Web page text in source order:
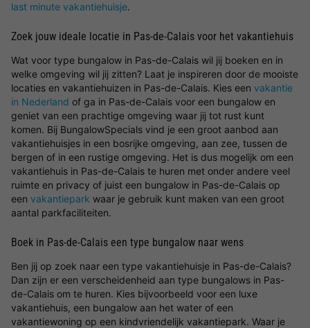
last minute vakantiehuisje.
Zoek jouw ideale locatie in Pas-de-Calais voor het vakantiehuis
Wat voor type bungalow in Pas-de-Calais wil jij boeken en in
welke omgeving wil jij zitten? Laat je inspireren door de mooiste
locaties en vakantiehuizen in Pas-de-Calais. Kies een vakantie
in Nederland of ga in Pas-de-Calais voor een bungalow en
geniet van een prachtige omgeving waar jij tot rust kunt
komen. Bij BungalowSpecials vind je een groot aanbod aan
vakantiehuisjes in een bosrijke omgeving, aan zee, tussen de
bergen of in een rustige omgeving. Het is dus mogelijk om een
vakantiehuis in Pas-de-Calais te huren met onder andere veel
ruimte en privacy of juist een bungalow in Pas-de-Calais op
een vakantiepark waar je gebruik kunt maken van een groot
aantal parkfaciliteiten.
Boek in Pas-de-Calais een type bungalow naar wens
Ben jij op zoek naar een type vakantiehuisje in Pas-de-Calais?
Dan zijn er een verscheidenheid aan type bungalows in Pas-
de-Calais om te huren. Kies bijvoorbeeld voor een luxe
vakantiehuis, een bungalow aan het water of een
vakantiewoning op een kindvriendelijk vakantiepark. Waar je